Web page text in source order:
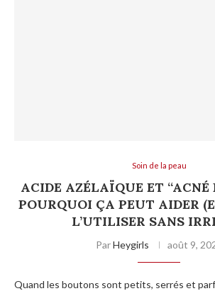
Soin de la peau
ACIDE AZÉLAÏQUE ET “ACNÉ
POURQUOI ÇA PEUT AIDER
L’UTILISER SANS
ParHeygirls août 9,
Quand les boutons sont petits, serrés et